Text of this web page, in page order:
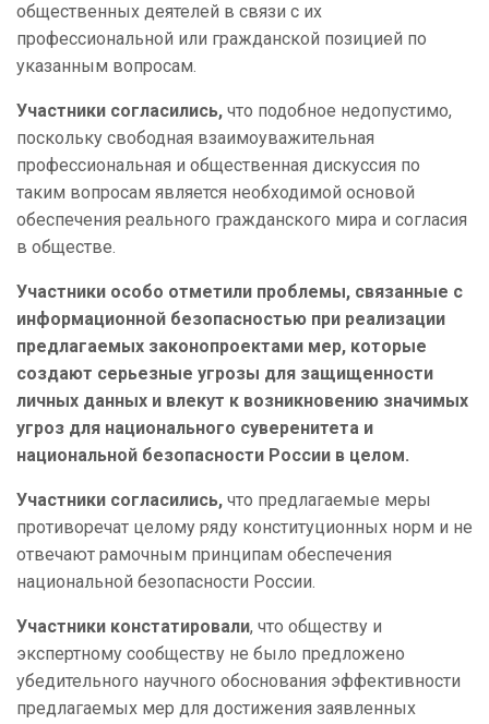
общественных деятелей в связи с их
профессиональной или гражданской позицией по
указанным вопросам.
Участники согласились, что подобное недопустимо,
поскольку свободная взаимоуважительная
профессиональная и общественная дискуссия по
таким вопросам является необходимой основой
обеспечения реального гражданского мира и согласия
в обществе.
Участники особо отметили проблемы, связанные с
информационной безопасностью при реализации
предлагаемых законопроектами мер, которые
создают серьезные угрозы для защищенности
личных данных и влекут к возникновению значимых
угроз для национального суверенитета и
национальной безопасности России в целом.
Участники согласились, что предлагаемые меры
противоречат целому ряду конституционных норм и не
отвечают рамочным принципам обеспечения
национальной безопасности России.
Участники констатировали, что обществу и
экспертному сообществу не было предложено
убедительного научного обоснования эффективности
предлагаемых мер для достижения заявленных